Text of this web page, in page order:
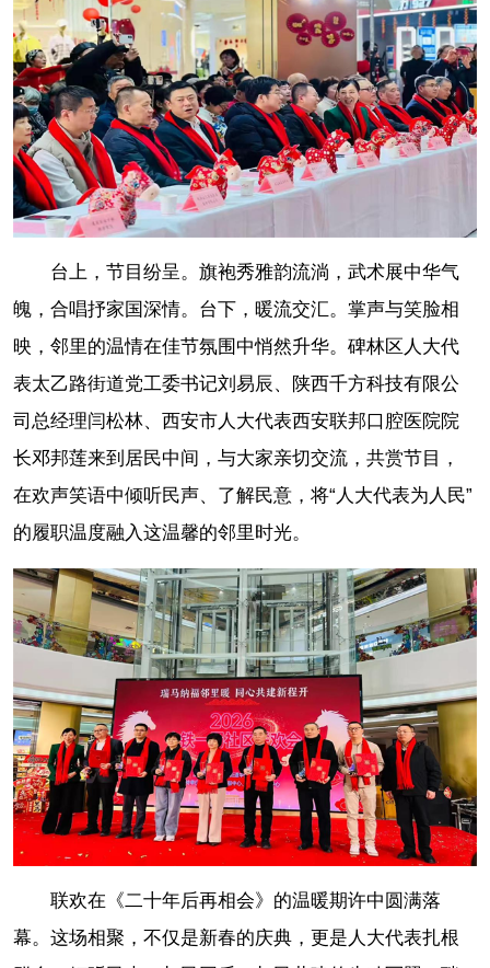
台上，节目纷呈。旗袍秀雅韵流淌，武术展中华气
魄，合唱抒家国深情。台下，暖流交汇。掌声与笑脸相
映，邻里的温情在佳节氛围中悄然升华。碑林区人大代
表太乙路街道党工委书记刘易辰、陕西千方科技有限公
司总经理闫松林、西安市人大代表西安联邦口腔医院院
长邓邦莲来到居民中间，与大家亲切交流，共赏节目，
在欢声笑语中倾听民声、了解民意，将“人大代表为人民”
的履职温度融入这温馨的邻里时光。
联欢在《二十年后再相会》的温暖期许中圆满落
幕。这场相聚，不仅是新春的庆典，更是人大代表扎根